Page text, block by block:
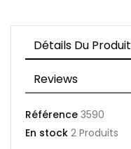
Détails Du Produit
Reviews
Référence 3590
En stock 2 Produits